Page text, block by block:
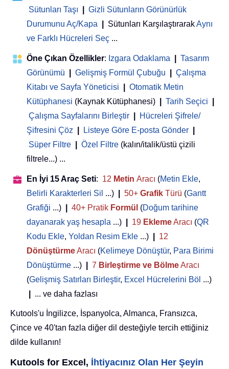
Sütunları Taşı
Gizli Sütunların Görünürlük
Durumunu Aç/Kapa
Sütunları KarşılaştırarakAynı
ve Farklı Hücreleri Seç ...
Öne Çıkan Özellikler: Izgara Odaklama
Tasarım
Görünümü
Gelişmiş Formül Çubuğu
Çalışma
Kitabı ve Sayfa Yöneticisi
Otomatik Metin
Kütüphanesi (Kaynak Kütüphanesi) Tarih Seçici
Çalışma Sayfalarını Birleştir
Hücreleri Şifrele/
Şifresini Çöz
Listeye Göre E-posta Gönder
Süper Filtre
Özel Filtre (kalın/italik/üstü çizili
filtrele...) ...
En İyi 15 Araç Seti: 12 Metin Aracı (Metin Ekle,
Belirli Karakterleri Sil ...) 50+ Grafik Türü (Gantt
Grafiği ...) 40+ Pratik Formül (Doğum tarihine
dayanarak yaş hesapla ...) 19 EklemeAracı (QR
Kodu Ekle, Yoldan Resim Ekle ...)
12
DönüştürmeAracı (Kelimeye Dönüştür, Para Birimi
Dönüştürme ...) 7 Birleştirme ve BölmeAracı
(Gelişmiş Satırları Birleştir, Excel Hücrelerini Böl ...)
... ve daha fazlası
Kutools'u İngilizce, İspanyolca, Almanca, Fransızca,
Çince ve 40'tan fazla diğer dil desteğiyle tercih ettiğiniz
dilde kullanın!
Kutools for Excel, İhtiyacınız Olan Her Şeyin